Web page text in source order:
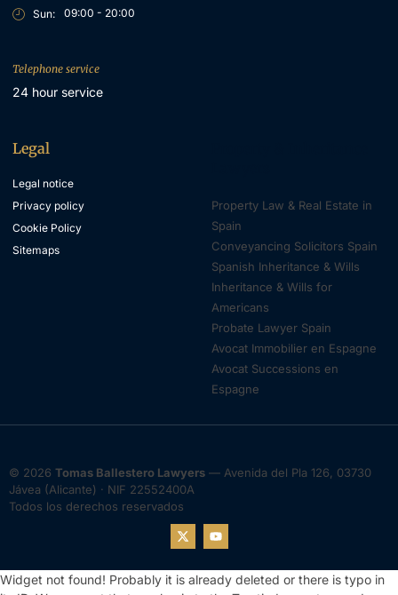
Sun: 09:00 - 20:00
Telephone service
24 hour service
Legal
Legal notice
Privacy policy
Cookie Policy
Sitemaps
Property Law & Real Estate in
Spain
Conveyancing Solicitors Spain
Spanish Inheritance & Wills
Inheritance & Wills for
Americans
Probate Lawyer Spain
Avocat Immobilier en Espagne
Avocat Successions en
Espagne
© 2026 Tomas Ballestero Lawyers — Avenida del Pla 126, 03730
Jávea (Alicante) · NIF 22552400A
Todos los derechos reservados
Widget not found! Probably it is already deleted or there is typo in